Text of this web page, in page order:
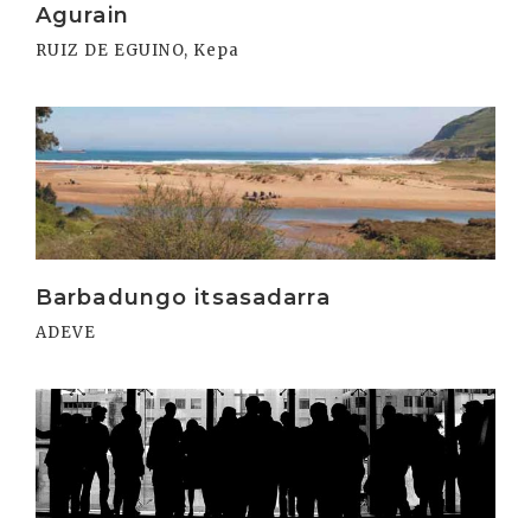
Agurain
RUIZ DE EGUINO, Kepa
Barbadungo itsasadarra
ADEVE
Irakurri
Irakurri